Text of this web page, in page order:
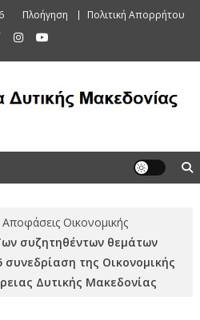
Πλοήγηση Πολιτική Απορρήτου
Αποφάσεις Οικονομικής
συζητηθέντων θεμάτων
συνεδρίαση της Οικονομικής
Δυτικής Μακεδονίας